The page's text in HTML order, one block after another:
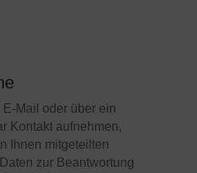
Mail oder über ein
Kontakt aufnehmen,
Ihnen mitgeteilten
zur Beantwortung